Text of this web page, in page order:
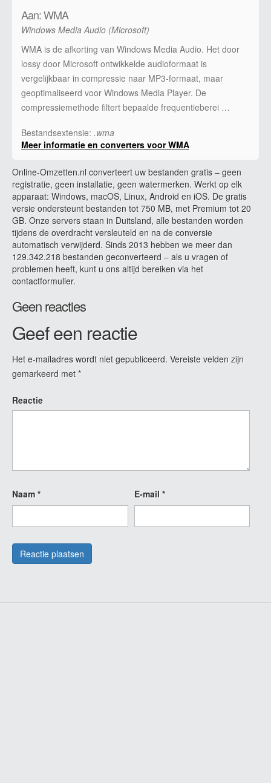
Aan: WMA
Windows Media Audio (Microsoft)
WMA is de afkorting van Windows Media Audio. Het door
lossy door Microsoft ontwikkelde audioformaat is
vergelijkbaar in compressie naar MP3-formaat, maar
geoptimaliseerd voor Windows Media Player. De
compressiemethode filtert bepaalde frequentieberei …
Bestandsextensie: .wma
Meer informatie en converters voor WMA
Online-Omzetten.nl converteert uw bestanden gratis – geen
registratie, geen installatie, geen watermerken. Werkt op elk
apparaat: Windows, macOS, Linux, Android en iOS. De gratis
versie ondersteunt bestanden tot 750 MB, met Premium tot 20
GB. Onze servers staan in Duitsland, alle bestanden worden
tijdens de overdracht versleuteld en na de conversie
automatisch verwijderd. Sinds 2013 hebben we meer dan
129.342.218 bestanden geconverteerd – als u vragen of
problemen heeft, kunt u ons altijd bereiken via het
contactformulier.
Geen reacties
Geef een reactie
Het e-mailadres wordt niet gepubliceerd. Vereiste velden zijn
gemarkeerd met *
Reactie
Naam * E-mail *